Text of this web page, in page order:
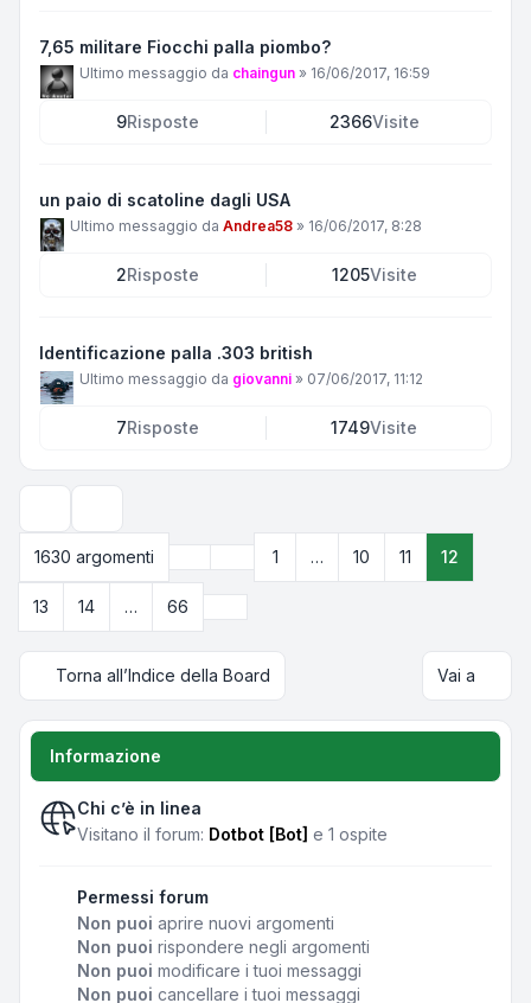
7,65 militare Fiocchi palla piombo?
Ultimo messaggio da chaingun » 16/06/2017, 16:59
9Risposte 2366Visite
un paio di scatoline dagli USA
Ultimo messaggio da Andrea58 » 16/06/2017, 8:28
2Risposte 1205Visite
Identificazione palla .303 british
Ultimo messaggio da giovanni » 07/06/2017, 11:12
7Risposte 1749Visite
1630 argomenti
Pagina12 di
Precedente
1 … 10 11 12
13 14 … 66
Torna all’Indice della Board Vai a
Informazione
Chi c’è in linea
Visitano il forum: Dotbot [Bot] e 1 ospite
Permessi forum
Non puoi aprire nuovi argomenti
Non puoi rispondere negli argomenti
Non puoi modificare i tuoi messaggi
Non puoi cancellare i tuoi messaggi